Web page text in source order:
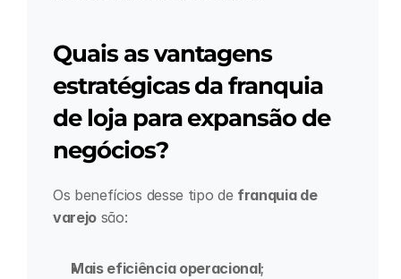
Quais as vantagens
estratégicas da franquia
de loja para expansão de
negócios?
Os benefícios desse tipo de franquia de
varejo são:
Mais eficiência operacional;